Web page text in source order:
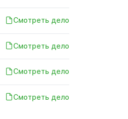
Смотреть дело
Смотреть дело
Смотреть дело
Смотреть дело